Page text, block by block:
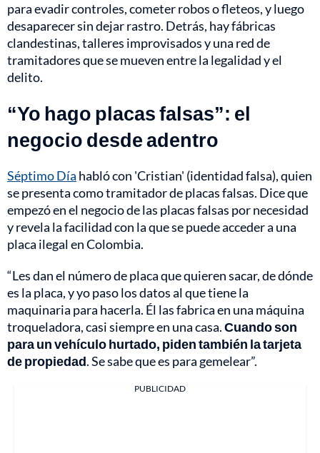
para evadir controles, cometer robos o fleteos, y luego
desaparecer sin dejar rastro. Detrás, hay fábricas
clandestinas, talleres improvisados y una red de
tramitadores que se mueven entre la legalidad y el
delito.
“Yo hago placas falsas”: el
negocio desde adentro
Séptimo Día habló con 'Cristian' (identidad falsa), quien
se presenta como tramitador de placas falsas. Dice que
empezó en el negocio de las placas falsas por necesidad
y revela la facilidad con la que se puede acceder a una
placa ilegal en Colombia.
“Les dan el número de placa que quieren sacar, de dónde
es la placa, y yo paso los datos al que tiene la
maquinaria para hacerla. Él las fabrica en una máquina
troqueladora, casi siempre en una casa.Cuando son
para un vehículo hurtado, piden también la tarjeta
de propiedad. Se sabe que es para gemelear”.
PUBLICIDAD